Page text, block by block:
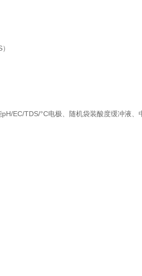
EC/TDS/°C电极、随机袋装酸度缓冲液、